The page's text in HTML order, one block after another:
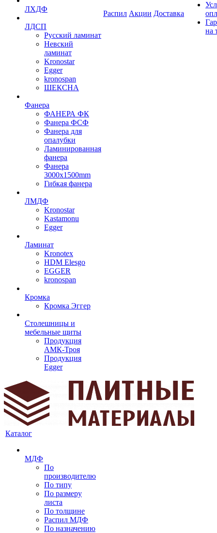
ЛХДФ
ЛДСП
Русский ламинат
Невский
ламинат
Kronostar
Egger
kronospan
ШЕКСНА
Фанера
ФАНЕРА ФК
Фанера ФСФ
Фанера для
опалубки
Ламинированная
фанера
Фанера
3000х1500mm
Гибкая фанера
ЛМДФ
Kronostar
Kastamonu
Egger
Ламинат
Kronotex
HDM Elesgo
EGGER
kronospan
Кромка
Кромка Эггер
Столешницы и
мебельные щиты
Продукция
АМК-Троя
Продукция
Egger
Распил Акции Доставка
на
Каталог
МДФ
По
производителю
По типу
По размеру
листа
По толщине
Распил МДФ
По назначению